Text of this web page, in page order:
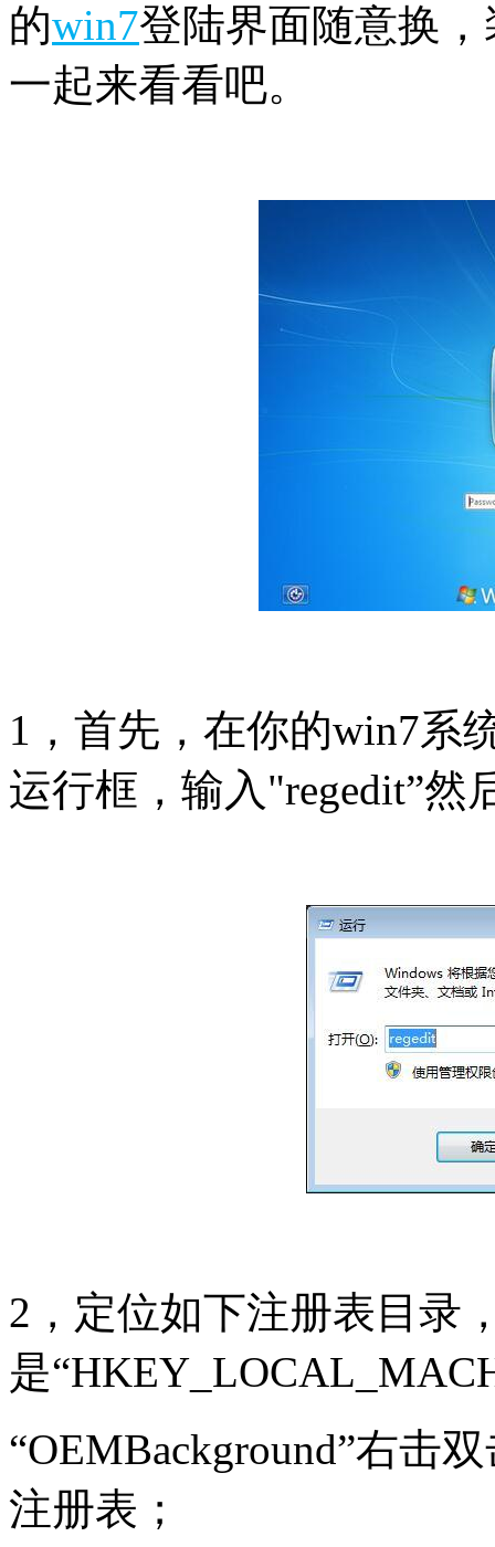
的win7登陆界面随意换
一起来看看吧。
1，首先，在你的win7系
运行框，输入"regedit”
2，定位如下注册表目录
是
“OEMBackground”右击
注册表；